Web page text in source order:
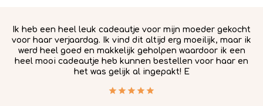
Ik heb een heel leuk cadeautje voor mijn moeder gekocht
voor haar verjaardag. Ik vind dit altijd erg moeilijk, maar ik
werd heel goed en makkelijk geholpen waardoor ik een
heel mooi cadeautje heb kunnen bestellen voor haar en
het was gelijk al ingepakt! E